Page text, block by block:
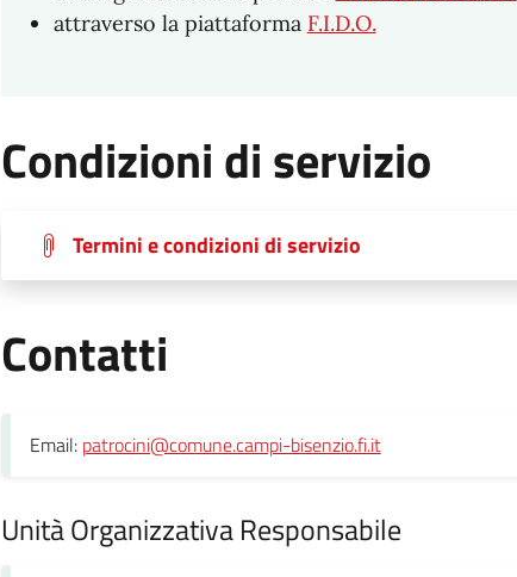
attraverso la piattaforma F.I.D.O.
Condizioni di servizio
Termini e condizioni di servizio
Contatti
Email: patrocini@comune.campi-bisenzio.fi.it
Unità Organizzativa Responsabile